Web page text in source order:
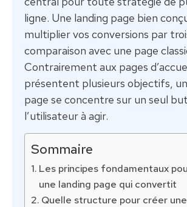
ligne. Une landing page bien
multiplier vos conversions par
comparaison avec une page
Contrairement aux pages
présentent plusieurs objectifs,
page se concentre sur un seul
l’utilisateur à agir.
Sommaire
Les principes fondamentaux
une landing page qui convertit
Quelle structure pour créer